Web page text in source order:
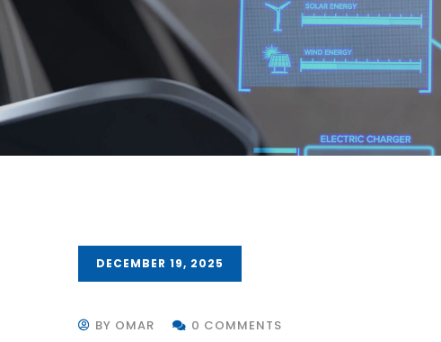
DECEMBER 19, 2025
BY OMAR 0 COMMENTS